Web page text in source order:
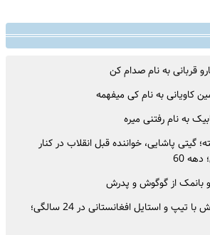
قربانی به نام صدام کن
کاویانی به نام کی میفهمه
به نام رفتنی میره
پاشایی، خواننده قبل انقلاب در کنار
60
بانمک از گوگوش و پدرش
سفر به گذشته؛ گوگوش با تیپ و استایل افغانستانی در 24 سالگی؛